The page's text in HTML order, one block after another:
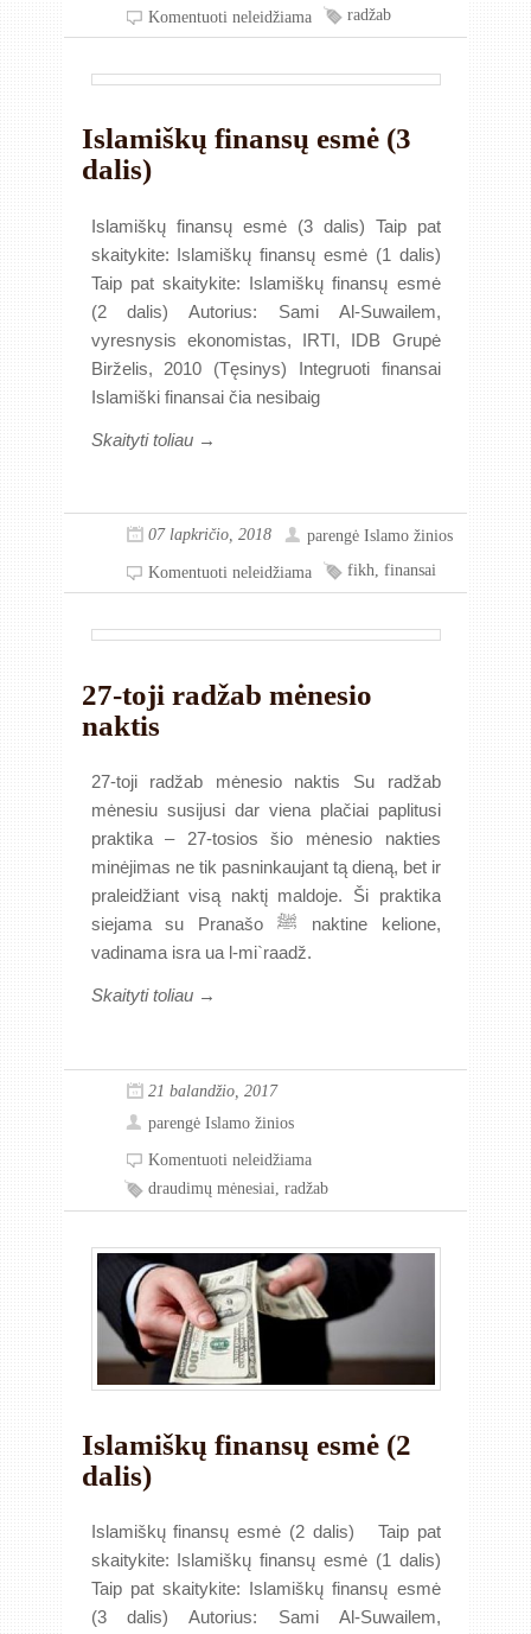
Komentuoti neleidžiama radžab
Islamiškų finansų esmė (3
dalis)
Islamiškų finansų esmė (3 dalis) Taip pat
skaitykite: Islamiškų finansų esmė (1 dalis)
Taip pat skaitykite: Islamiškų finansų esmė
(2 dalis) Autorius: Sami Al-Suwailem,
vyresnysis ekonomistas, IRTI, IDB Grupė
Birželis, 2010 (Tęsinys) Integruoti finansai
Islamiški finansai čia nesibaig
Skaityti toliau →
07 lapkričio, 2018 parengė Islamo žinios
Komentuoti neleidžiama fikh, finansai
27-toji radžab mėnesio
naktis
27-toji radžab mėnesio naktis Su radžab
mėnesiu susijusi dar viena plačiai paplitusi
praktika – 27-tosios šio mėnesio nakties
minėjimas ne tik pasninkaujant tą dieną, bet ir
praleidžiant visą naktį maldoje. Ši praktika
siejama su Pranašo ﷺ naktine kelione,
vadinama isra ua l-mi`raadž.
Skaityti toliau →
21 balandžio, 2017
parengė Islamo žinios
Komentuoti neleidžiama
draudimų mėnesiai radžab
Islamiškų finansų esmė (2
dalis)
Islamiškų finansų esmė (2 dalis) Taip pat
skaitykite: Islamiškų finansų esmė (1 dalis)
Taip pat skaitykite: Islamiškų finansų esmė
(3 dalis) Autorius: Sami Al-Suwailem,